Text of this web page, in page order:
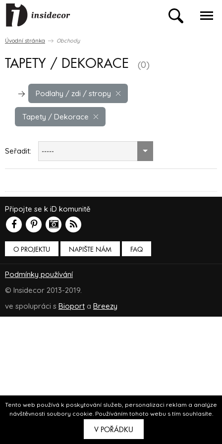
Tento web používá k poskytování služeb, personalizaci reklam a analýze
návštěvnosti soubory cookie. Používáním tohoto webu s tím souhlasíte.
V POŘÁDKU
Úvodní stránka Obchody
TAPETY / DEKORACE (0)
Podlahy / zdi / stropy
Tapety / Dekorace
Seřadit: -----
O PROJEKTU NAPIŠTE NÁM
Připojte se k iD komunitě
FAQ
Podmínky používání
© Insidecor 2013-2019.
ve spolupráci s Bioport a Breezy